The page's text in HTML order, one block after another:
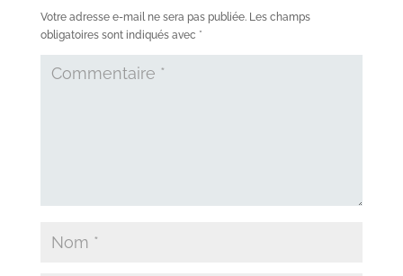
Votre adresse e-mail ne sera pas publiée. Les champs
obligatoires sont indiqués avec *